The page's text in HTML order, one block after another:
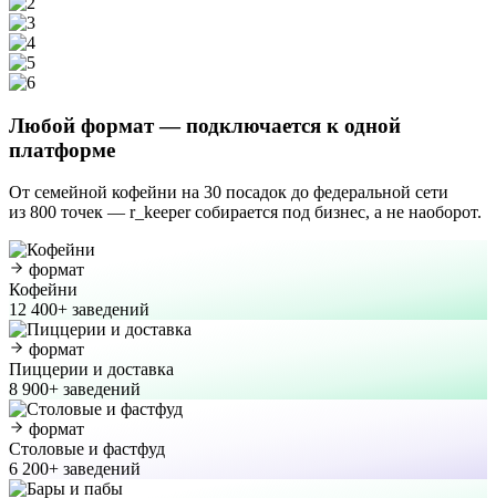
Любой формат— подключается к одной
платформе
От семейной кофейни на 30 посадок до федеральной сети
из 800 точек — r_keeper собирается под бизнес, а не наоборот.
формат
Кофейни
12 400+ заведений
формат
Пиццерии и доставка
8 900+ заведений
формат
Столовые и фастфуд
6 200+ заведений